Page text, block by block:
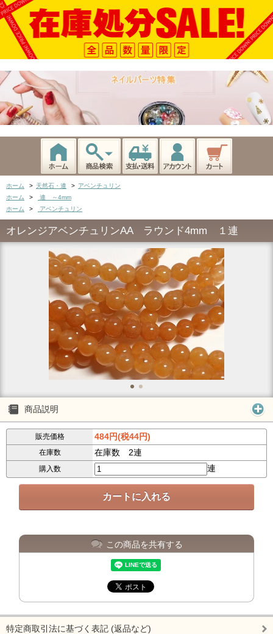
ホーム > 天然石・連 > アベンチュリン
ホーム
>
連 ～4mm
ホーム
> アベンチュリン
オレンジアベンチュリンAA ラウンド4mm １連
商品説明
販売価格 484円(税44円)
在庫数 在庫数 2連
購入数 連
この商品を共有する
特定商取引法に基づく表記 (返品など)